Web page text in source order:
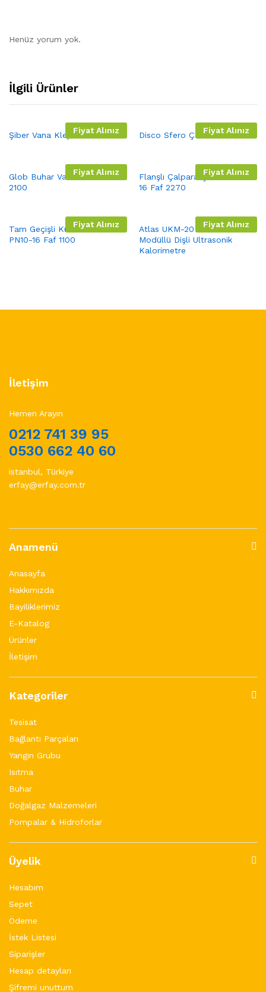
Henüz yorum yok.
İlgili Ürünler
Fiyat Alınız
Şiber Vana Klepsan Fiyat Alınız
Disco Sfero Çekvalf Faf 2371
Fiyat Alınız
Glob Buhar Vana PN16 Faf
2100
Fiyat Alınız
Flanşlı Çalpara Çekvalf PN10-
16 Faf 2270
Fiyat Alınız
Tam Geçişli Küresel Vana
PN10-16 Faf 1100
Fiyat Alınız
Atlas UKM-20 M-Bus
Modüllü Dişli Ultrasonik
Kalorimetre
İletişim
Hemen Arayın
0212 741 39 95
0530 662 40 60
istanbul, Türkiye
erfay@erfay.com.tr
Anamenü
Anasayfa
Hakkımızda
Bayiliklerimiz
E-Katalog
Ürünler
İletişim
Kategoriler
Tesisat
Bağlantı Parçaları
Yangın Grubu
Isıtma
Buhar
Doğalgaz Malzemeleri
Pompalar & Hidroforlar
Üyelik
Hesabım
Sepet
Ödeme
İstek Listesi
Siparişler
Hesap detayları
Şifremi unuttum